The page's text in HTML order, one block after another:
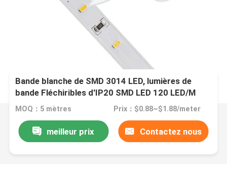
Bande blanche de SMD 3014 LED, lumières de
bande Fléchiribles d'IP20 SMD LED 120 LED/M
MOQ：5 mètres Prix：$0.88~$1.88/meter
meilleur prix Contactez nous